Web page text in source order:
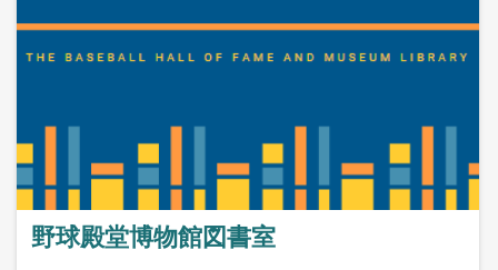
野球殿堂博物館図書室